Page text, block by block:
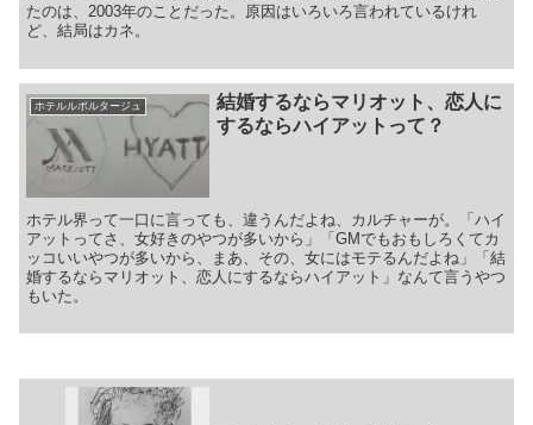
たのは、2003年のことだった。原因はいろいろ言われているけれ
ど、結局はカネ。
ホテルルポルタージュ
結婚するならマリオット、恋人に
するならハイアットって？
ホテル界って一口に言っても、違うんだよね、カルチャーが。「ハイ
アットってさ、女好きのやつが多いから」「GMでもおもしろくてカ
ッコいいやつが多いから、まあ、その、女にはモテるんだよね」「結
婚するならマリオット、恋人にするならハイアット」なんて言うやつ
もいた。